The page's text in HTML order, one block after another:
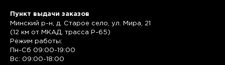
Пункт выдачи заказов
Минский р-н, д. Старое село, ул. Мира, 21
(12 км от МКАД, трасса P-65)
Режим работы:
Пн-Сб 09:00-19:00
Вс: 09:00-18:00